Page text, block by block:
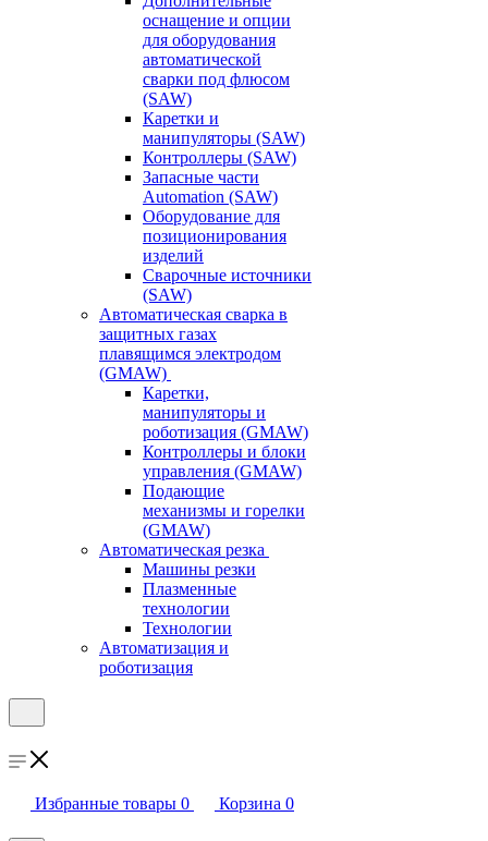
оснащение и опции
для оборудования
автоматической
сварки под флюсом
(SAW)
Каретки и
манипуляторы (SAW)
Контроллеры (SAW)
Запасные части
Automation (SAW)
Оборудование для
позиционирования
изделий
Сварочные источники
(SAW)
Автоматическая сварка в
защитных газах
плавящимся электродом
(GMAW)
Каретки,
манипуляторы и
роботизация (GMAW)
Контроллеры и блоки
управления (GMAW)
Подающие
механизмы и горелки
(GMAW)
Автоматическая резка
Машины резки
Плазменные
технологии
Технологии
Автоматизация и
роботизация
Избранные товары 0 Корзина 0